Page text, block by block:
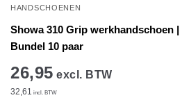
HANDSCHOENEN
Showa 310 Grip werkhandschoen |
Bundel 10 paar
26,95 excl. BTW
32,61 incl. BTW